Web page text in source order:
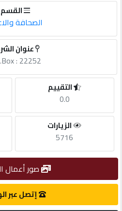
أضف
مطلوب
طلب
الاحصائيات
الأقسام
القسم
الصحافة
عنوان
: 22252
التقييم
0.0
الزيارات
5716
صور أعمال
إتصل عبر